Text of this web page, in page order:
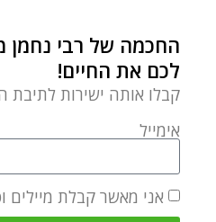
החכמה של רבי
לכם את החיים!
קבלו אותה ישירות לתיבת
אימייל
אני מאשר קבלת מיילים